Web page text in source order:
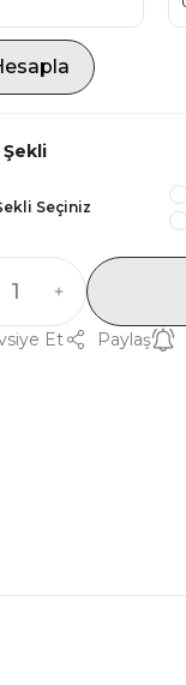
Seçiniz
Et Paylaş